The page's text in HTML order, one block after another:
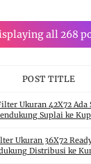
all 268
POST TITLE
Ukuran 42X72 Ada
Suplai ke
Ukuran 36X72
Distribusi ke